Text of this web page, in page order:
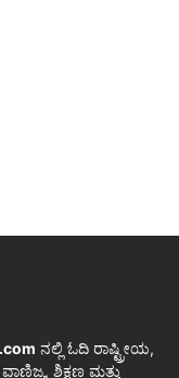
ನಲ್ಲಿ ಓದಿ ರಾಷ್ಟ್ರೀಯ,
ಶಿಕ್ಷಣ ಮತ್ತು